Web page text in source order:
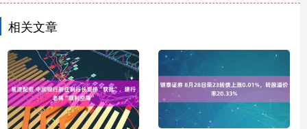
相关文章